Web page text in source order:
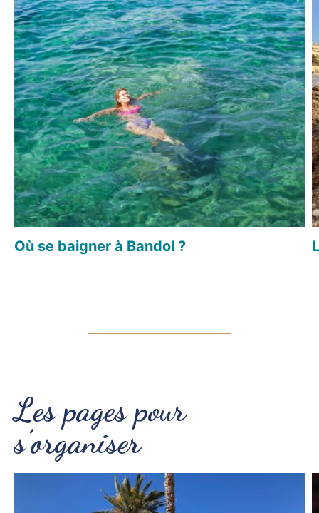
Où se baigner à Bandol ?
Les pages pour
s’organiser